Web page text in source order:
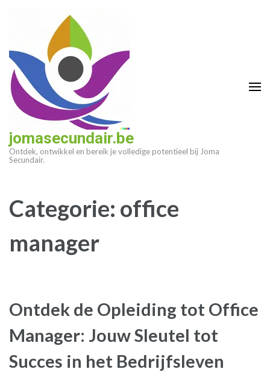
(druk
enter)
jomasecundair.be
Ontdek, ontwikkel en bereik je volledige potentieel bij Joma
Secundair.
Categorie: office
manager
Ontdek de Opleiding tot Office
Manager: Jouw Sleutel tot
Succes in het Bedrijfsleven